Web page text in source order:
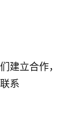
建立合作，
系